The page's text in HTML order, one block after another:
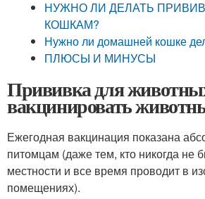
НУЖНО ЛИ ДЕЛАТЬ
КОШКАМ?
Нужно ли домашней кошке
ПЛЮСЫ И МИНУСЫ
Прививка для
вакцинировать
Ежегодная вакцинация показана
питомцам (даже тем, кто никогда не
местности и все время проводит в
помещениях).